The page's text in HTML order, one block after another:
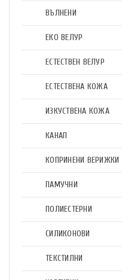
ВЪЛНЕНИ
ЕКО ВЕЛУР
ЕСТЕСТВЕН ВЕЛУР
ЕСТЕСТВЕНА КОЖА
ИЗКУСТВЕНА КОЖА
КАНАП
КОПРИНЕНИ ВЕРИЖКИ
ПАМУЧНИ
ПОЛИЕСТЕРНИ
СИЛИКОНОВИ
ТЕКСТИЛНИ